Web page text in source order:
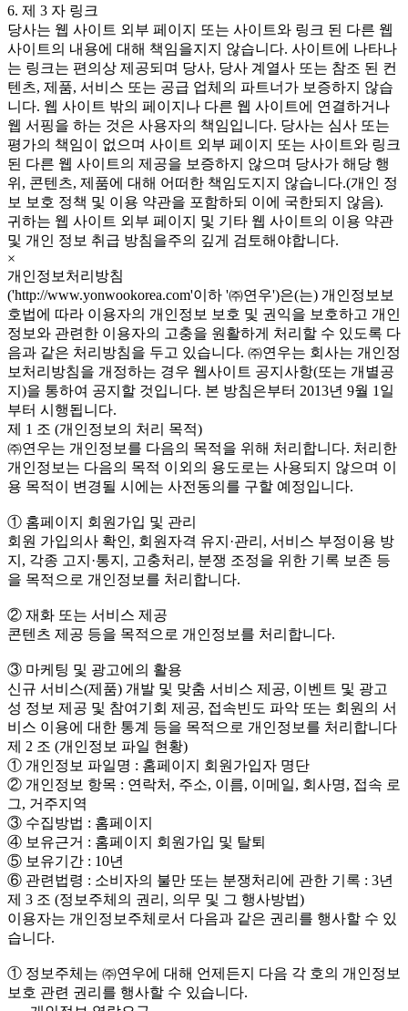
6. 제 3 자 링크
당사는 웹 사이트 외부 페이지 또는 사이트와 링크 된 다른 웹
사이트의 내용에 대해 책임을지지 않습니다. 사이트에 나타나
는 링크는 편의상 제공되며 당사, 당사 계열사 또는 참조 된 컨
텐츠, 제품, 서비스 또는 공급 업체의 파트너가 보증하지 않습
니다. 웹 사이트 밖의 페이지나 다른 웹 사이트에 연결하거나
웹 서핑을 하는 것은 사용자의 책임입니다. 당사는 심사 또는
평가의 책임이 없으며 사이트 외부 페이지 또는 사이트와 링크
된 다른 웹 사이트의 제공을 보증하지 않으며 당사가 해당 행
위, 콘텐츠, 제품에 대해 어떠한 책임도지지 않습니다.(개인 정
보 보호 정책 및 이용 약관을 포함하되 이에 국한되지 않음).
귀하는 웹 사이트 외부 페이지 및 기타 웹 사이트의 이용 약관
및 개인 정보 취급 방침을주의 깊게 검토해야합니다.
×
개인정보처리방침
('http://www.yonwookorea.com'이하 '㈜연우')은(는) 개인정보보
호법에 따라 이용자의 개인정보 보호 및 권익을 보호하고 개인
정보와 관련한 이용자의 고충을 원활하게 처리할 수 있도록 다
음과 같은 처리방침을 두고 있습니다. ㈜연우는 회사는 개인정
보처리방침을 개정하는 경우 웹사이트 공지사항(또는 개별공
지)을 통하여 공지할 것입니다. 본 방침은부터 2013년 9월 1일
부터 시행됩니다.
제 1 조 (개인정보의 처리 목적)
㈜연우는 개인정보를 다음의 목적을 위해 처리합니다. 처리한
개인정보는 다음의 목적 이외의 용도로는 사용되지 않으며 이
용 목적이 변경될 시에는 사전동의를 구할 예정입니다.
① 홈페이지 회원가입 및 관리
회원 가입의사 확인, 회원자격 유지·관리, 서비스 부정이용 방
지, 각종 고지·통지, 고충처리, 분쟁 조정을 위한 기록 보존 등
을 목적으로 개인정보를 처리합니다.
② 재화 또는 서비스 제공
콘텐츠 제공 등을 목적으로 개인정보를 처리합니다.
③ 마케팅 및 광고에의 활용
신규 서비스(제품) 개발 및 맞춤 서비스 제공, 이벤트 및 광고
성 정보 제공 및 참여기회 제공, 접속빈도 파악 또는 회원의 서
비스 이용에 대한 통계 등을 목적으로 개인정보를 처리합니다
제 2 조 (개인정보 파일 현황)
① 개인정보 파일명 : 홈페이지 회원가입자 명단
② 개인정보 항목 : 연락처, 주소, 이름, 이메일, 회사명, 접속 로
그, 거주지역
③ 수집방법 : 홈페이지
④ 보유근거 : 홈페이지 회원가입 및 탈퇴
⑤ 보유기간 : 10년
⑥ 관련법령 : 소비자의 불만 또는 분쟁처리에 관한 기록 : 3년
제 3 조 (정보주체의 권리, 의무 및 그 행사방법)
이용자는 개인정보주체로서 다음과 같은 권리를 행사할 수 있
습니다.
① 정보주체는 ㈜연우에 대해 언제든지 다음 각 호의 개인정보
보호 관련 권리를 행사할 수 있습니다.